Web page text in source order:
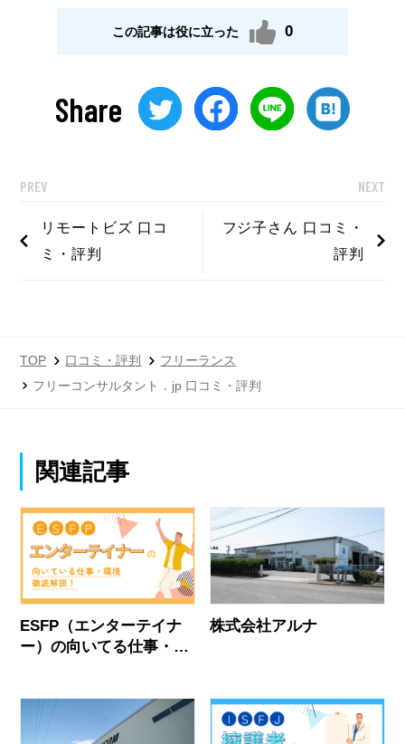
この記事は役に立った 0
Share
PREV
リモートビズ 口コ
ミ・評判
NEXT
フジ子さん 口コミ・
評判
TOP 口コミ・評判
フリーランス
フリーコンサルタント．jp 口コミ・評判
関連記事
ESFP（エンターテイナ
ー）の向いてる仕事・後
株式会社アルナ